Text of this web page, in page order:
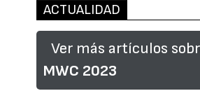
ACTUALIDAD
Ver más artículos
MWC 2023